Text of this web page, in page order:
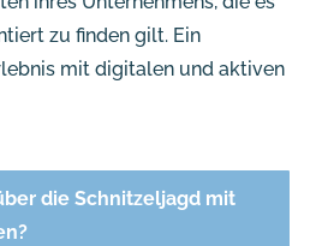
zu finden gilt. Ein
mit digitalen und aktiven
die Schnitzeljagd mit